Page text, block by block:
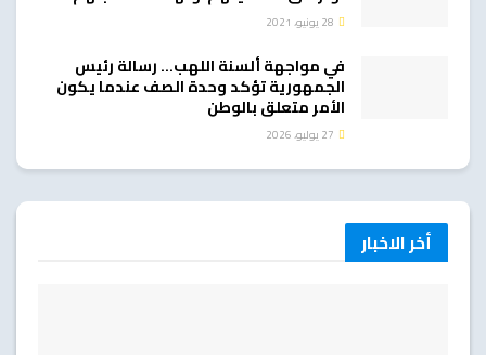
في مواجهة ألسنة اللهب… رسالة رئيس
الجمهورية تؤكد وحدة الصف عندما يكون
الأمر متعلق بالوطن
أخر الاخبار